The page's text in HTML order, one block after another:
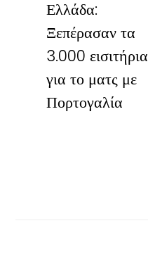
Ελλάδα:
Ξεπέρασαν τα
3.000 εισιτήρια
για το ματς με
Πορτογαλία